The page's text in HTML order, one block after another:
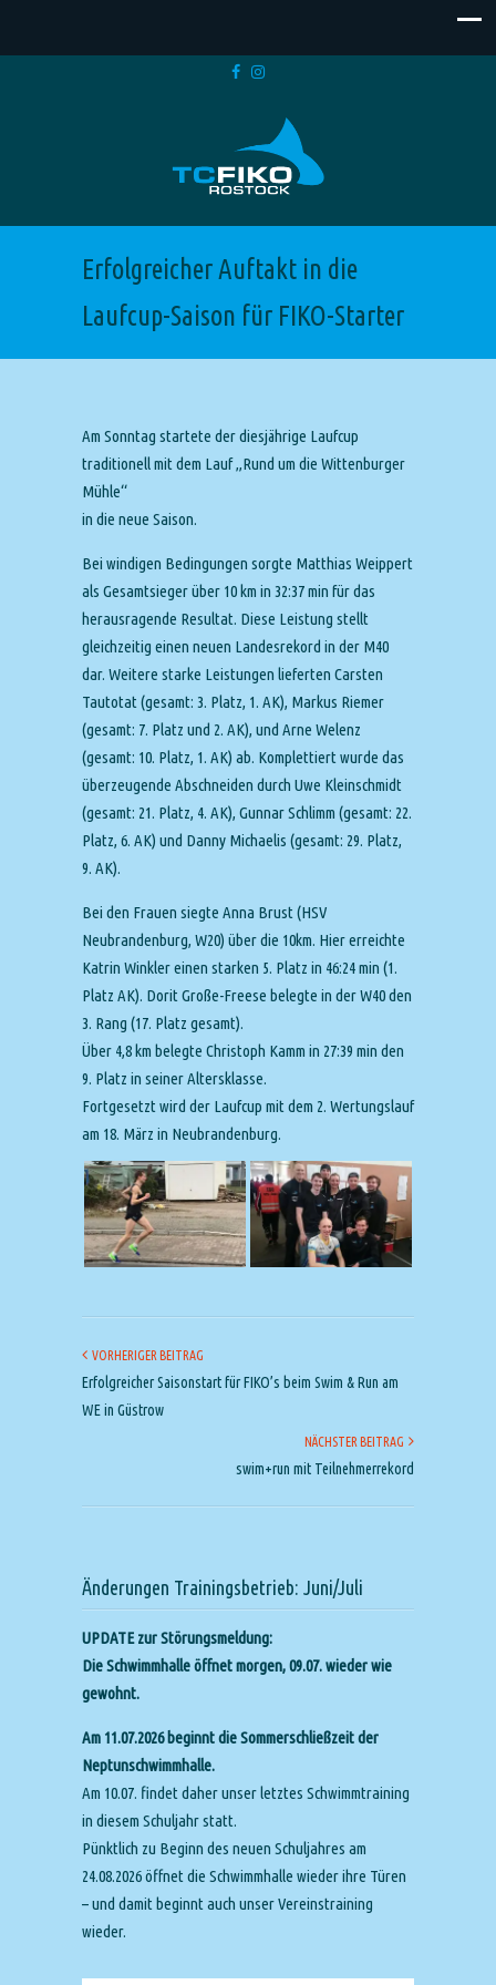
Erfolgreicher Auftakt in die
Laufcup-Saison für FIKO-Starter
Am Sonntag startete der diesjährige Laufcup
traditionell mit dem Lauf „Rund um die Wittenburger
Mühle“
in die neue Saison.
Bei windigen Bedingungen sorgte Matthias Weippert
als Gesamtsieger über 10 km in 32:37 min für das
herausragende Resultat. Diese Leistung stellt
gleichzeitig einen neuen Landesrekord in der M40
dar. Weitere starke Leistungen lieferten Carsten
Tautotat (gesamt: 3. Platz, 1. AK), Markus Riemer
(gesamt: 7. Platz und 2. AK), und Arne Welenz
(gesamt: 10. Platz, 1. AK) ab. Komplettiert wurde das
überzeugende Abschneiden durch Uwe Kleinschmidt
(gesamt: 21. Platz, 4. AK), Gunnar Schlimm (gesamt: 22.
Platz, 6. AK) und Danny Michaelis (gesamt: 29. Platz,
9. AK).
Bei den Frauen siegte Anna Brust (HSV
Neubrandenburg, W20) über die 10km. Hier erreichte
Katrin Winkler einen starken 5. Platz in 46:24 min (1.
Platz AK). Dorit Große-Freese belegte in der W40 den
3. Rang (17. Platz gesamt).
Über 4,8 km belegte Christoph Kamm in 27:39 min den
9. Platz in seiner Altersklasse.
Fortgesetzt wird der Laufcup mit dem 2. Wertungslauf
am 18. März in Neubrandenburg.
VORHERIGER BEITRAG
Erfolgreicher Saisonstart für FIKO’s beim Swim & Run am
WE in Güstrow
NÄCHSTER BEITRAG
swim+run mit Teilnehmerrekord
Änderungen Trainingsbetrieb: Juni/Juli
UPDATE zur Störungsmeldung:
Die Schwimmhalle öffnet morgen, 09.07. wieder wie
gewohnt.
Am 11.07.2026 beginnt die Sommerschließzeit der
Neptunschwimmhalle.
Am 10.07. findet daher unser letztes Schwimmtraining
in diesem Schuljahr statt.
Pünktlich zu Beginn des neuen Schuljahres am
24.08.2026 öffnet die Schwimmhalle wieder ihre Türen
– und damit beginnt auch unser Vereinstraining
wieder.